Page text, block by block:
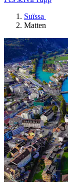
Suïssa
Matten